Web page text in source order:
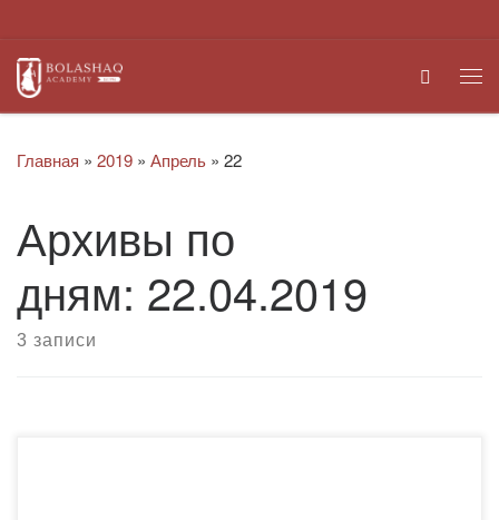
Search
Главная » 2019 » Апрель » 22
Архивы по
дням: 22.04.2019
3 записи